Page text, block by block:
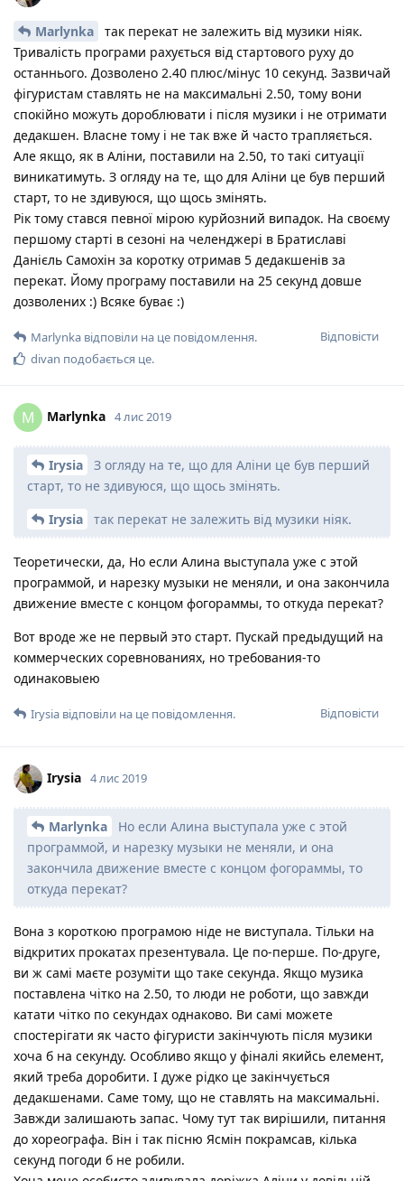
Marlynka
так перекат не залежить від музики ніяк.
Тривалість програми рахується від стартового руху до
останнього. Дозволено 2.40 плюс/мінус 10 секунд. Зазвичай
фігуристам ставлять не на максимальні 2.50, тому вони
спокійно можуть дороблювати і після музики і не отримати
дедакшен. Власне тому і не так вже й часто трапляється.
Але якщо, як в Аліни, поставили на 2.50, то такі ситуації
виникатимуть. З огляду на те, що для Аліни це був перший
старт, то не здивуюся, що щось змінять.
Рік тому стався певної мірою курйозний випадок. На своєму
першому старті в сезоні на челенджері в Братиславі
Данієль Самохін за коротку отримав 5 дедакшенів за
перекат. Йому програму поставили на 25 секунд довше
дозволених :) Всяке буває :)
Відповісти
Marlynka відповіли на це повідомлення.
divan подобається це.
M Marlynka 4 лис 2019
Irysia
З огляду на те, що для Аліни це був перший
старт, то не здивуюся, що щось змінять.
Irysia
так перекат не залежить від музики ніяк.
Теоретически, да, Но если Алина выступала уже с этой
программой, и нарезку музыки не меняли, и она закончила
движение вместе с концом фогораммы, то откуда перекат?
Вот вроде же не первый это старт. Пускай предыдущий на
коммерческих соревнованиях, но требования-то
одинаковыею
Відповісти
Irysia відповіли на це повідомлення.
Irysia 4 лис 2019
Marlynka
Но если Алина выступала уже с этой
программой, и нарезку музыки не меняли, и она
закончила движение вместе с концом фогораммы, то
откуда перекат?
Вона з короткою програмою ніде не виступала. Тільки на
відкритих прокатах презентувала. Це по-перше. По-друге,
ви ж самі маєте розуміти що таке секунда. Якщо музика
поставлена чітко на 2.50, то люди не роботи, що завжди
катати чітко по секундах однаково. Ви самі можете
спостерігати як часто фігуристи закінчують після музики
хоча б на секунду. Особливо якщо у фіналі якийсь елемент,
який треба доробити. І дуже рідко це закінчується
дедакшенами. Саме тому, що не ставлять на максимальні.
Завжди залишають запас. Чому тут так вирішили, питання
до хореографа. Він і так пісню Ясмін покрамсав, кілька
секунд погоди б не робили.